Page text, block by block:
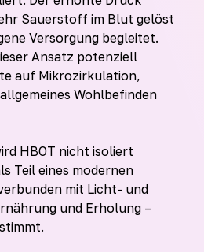
Sauerstoff im Blut gelöst
Versorgung begleitet.
Ansatz potenziell
auf Mikrozirkulation,
Wohlbefinden
HBOT nicht isoliert
Teil eines modernen
mit Licht- und
und Erholung –